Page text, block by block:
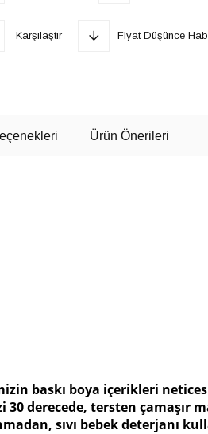
Karşılaştır Fiyat Düşünce
Ürün Önerileri
baskı boya içerikleri
derecede, tersten çamaşır
sıvı bebek deterjanı